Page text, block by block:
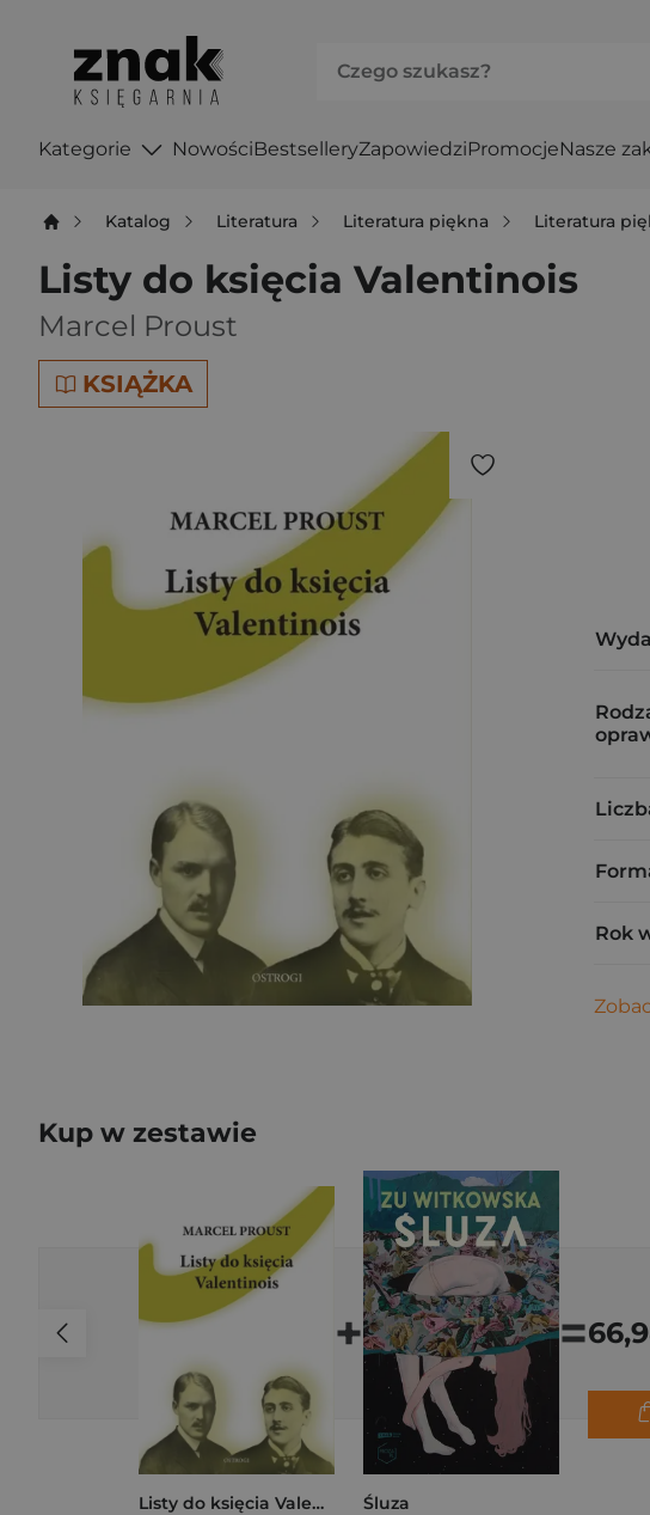
Kategorie NowościBestselleryZapowiedziPromocjeNasze
Katalog Literatura Literatura piękna Literatura
Listy do księcia Valentinois
Marcel Proust
KSIĄŻKA
Rok
Kup w zestawie
Listy do księcia Valentinois
+
Śluza
=